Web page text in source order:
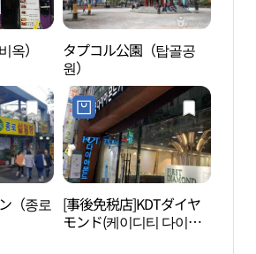
옥）
タプコル公園（탑골공
원）
（종로 [事後免税店]KDTダイヤ
モンド(케이디티 다이아